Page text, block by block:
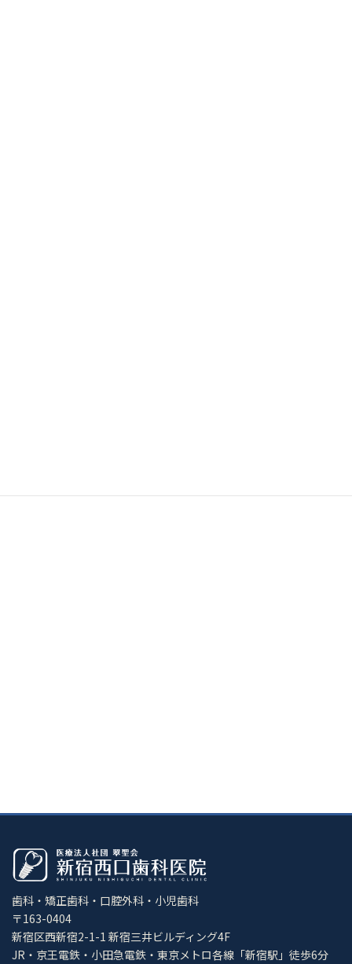
歯科・矯正歯科・口腔外科・小児歯科
〒163-0404
新宿区西新宿2-1-1 新宿三井ビルディング4F
JR・京王電鉄・小田急電鉄・東京メトロ各線「新宿駅」徒歩6分